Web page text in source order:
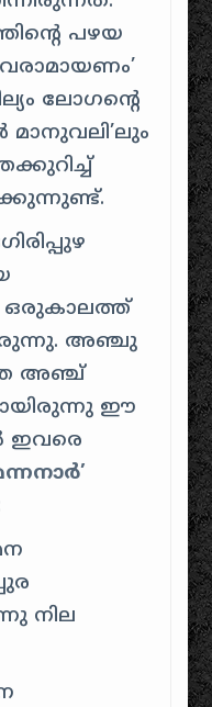
പഴയ
ലോഗന്റെ
മാനുവലി’ലും
ഒരുകാലത്ത്
അഞ്ചു
അഞ്ച്
ഈ
ഇവരെ
നില